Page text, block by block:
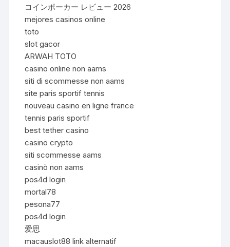
コインポーカー レビュー 2026
mejores casinos online
toto
slot gacor
ARWAH TOTO
casino online non aams
siti di scommesse non aams
site paris sportif tennis
nouveau casino en ligne france
tennis paris sportif
best tether casino
casino crypto
siti scommesse aams
casinò non aams
pos4d login
mortal78
pesona77
pos4d login
爱思
macauslot88 link alternatif